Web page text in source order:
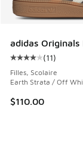
adidas Originals
Cote moyenne
(11)
Filles, Scolaire
Earth Strata / Off
$110.00